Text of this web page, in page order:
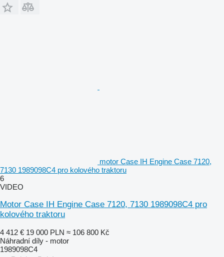
motor Case IH Engine Case 7120,
7130 1989098C4 pro kolového traktoru
6
VIDEO
Motor Case IH Engine Case 7120, 7130 1989098C4 pro
kolového traktoru
4 412 € 19 000 PLN ≈ 106 800 Kč
Náhradní díly - motor
1989098C4